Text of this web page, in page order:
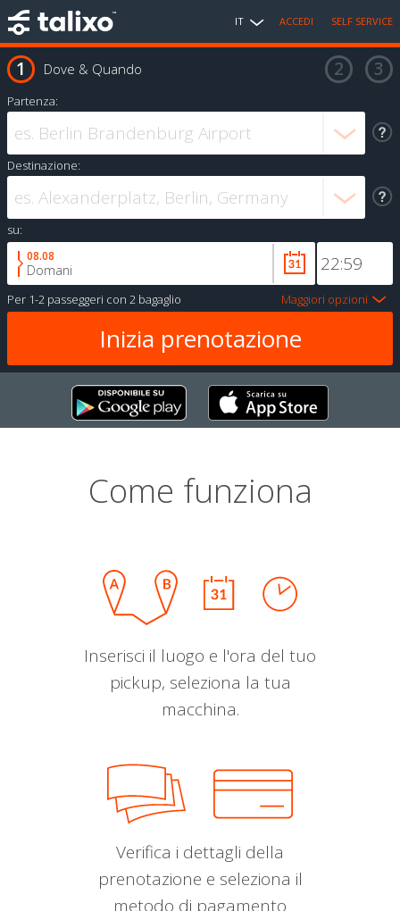
IT ACCEDI SELF SERVICE
Dove & Quando
Partenza:
Destinazione:
su:
08.08
Domani
Per 1-2 passeggeri con 2 bagaglio Maggiori opzioni
Come funziona
Inserisci il luogo e l'ora del tuo
pickup, seleziona la tua
macchina.
Verifica i dettagli della
prenotazione e seleziona il
metodo di pagamento